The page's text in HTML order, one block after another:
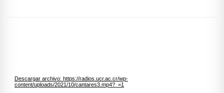
Descargar archivo: https://radios.ucr.ac.cr/wp-
content/uploads/2021/10/cantares3.mp4?_=1